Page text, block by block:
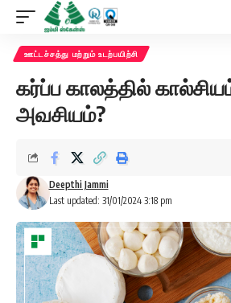
ஊட்டச்சத்து மற்றும் உடற்பயிற்சி
கர்ப்ப காலத்தில்
அவசியம்?
Last updated: 31/01/2024 3:18 pm
Deepthi Jammi